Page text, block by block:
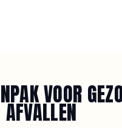
VOOR
AFVALLEN